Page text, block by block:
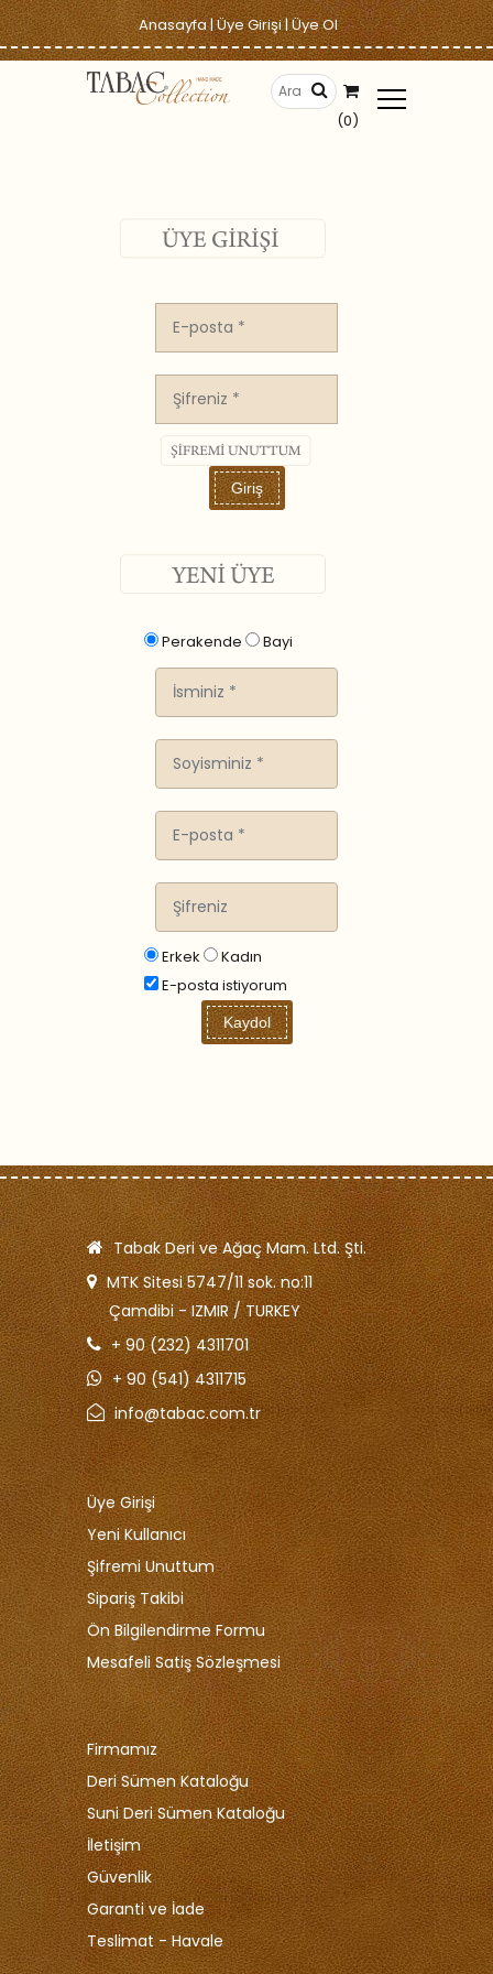
Anasayfa|Üye Girişi|Üye Ol
(0)
Giriş
Perakende Bayi
Erkek
Kadın
E-posta istiyorum
Kaydol
Tabak Deri ve Ağaç Mam. Ltd. Şti.
MTK Sitesi 5747/11 sok. no:11
Çamdibi - IZMIR / TURKEY
+ 90 (232) 4311701
+ 90 (541) 4311715
info@tabac.com.tr
Üye Girişi
Yeni Kullanıcı
Şifremi Unuttum
Sipariş Takibi
Ön Bilgilendirme Formu
Mesafeli Satiş Sözleşmesi
Firmamız
Deri Sümen Kataloğu
Suni Deri Sümen Kataloğu
İletişim
Güvenlik
Garanti ve İade
Teslimat - Havale